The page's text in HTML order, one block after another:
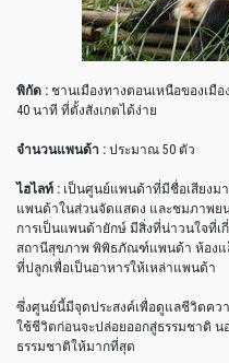
พิกัด : ชานเมืองทางตอนเหนือของเมื
40 นาที ที่ตั้งสังเกตได้ง่าย
จำนวนแพนด้า : ประมาณ 50 ตัว
ไฮไลท์ : เป็นศูนย์แพนด้าที่มีชื่อเสียงม
แพนด้าในส่วนจัดแสดง และชมภาพย
การเป็นแพนด้ายักษ์ มีสิ่งที่น่าวนใจที่
สถานีสุขภาพ พิพิธภัณฑ์แพนด้า ห้องแ
ที่ปลูกเพื่อเป็นอาหารให้เหล่าแพนด้า
ซึ่งศูนย์นี้มีจุดประสงค์เพื่อดูแลชีวิตคว
ใช้ชีวิตก่อนจะปล่อยออกสู่ธรรมชาติ
ธรรมชาติให้มากที่สุด